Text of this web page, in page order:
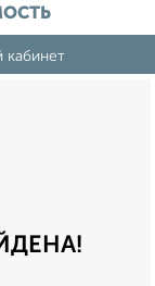
кабинет